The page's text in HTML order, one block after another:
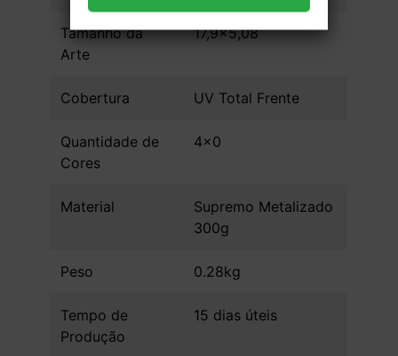
Tamanho da
Arte
17,9x5,08
Cobertura UV Total Frente
Quantidade de
Cores
4x0
Material
Supremo Metalizado
300g
Peso 0.28kg
Tempo de
Produção
15 dias úteis